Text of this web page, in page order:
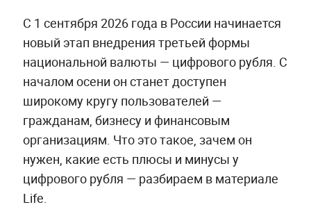
С 1 сентября 2026 года в России начинается
новый этап внедрения третьей формы
национальной валюты — цифрового рубля. С
началом осени он станет доступен
широкому кругу пользователей —
гражданам, бизнесу и финансовым
организациям. Что это такое, зачем он
нужен, какие есть плюсы и минусы у
цифрового рубля — разбираем в материале
Life.